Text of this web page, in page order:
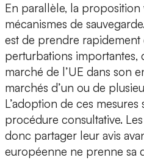
En parallèle, la
mécanismes de
est de prendre rapidement
perturbations importantes,
marché de l’UE dans son
marchés d’un ou de
L’adoption de ces mesures
procédure consultative.
donc partager leur avis
européenne ne prenne sa